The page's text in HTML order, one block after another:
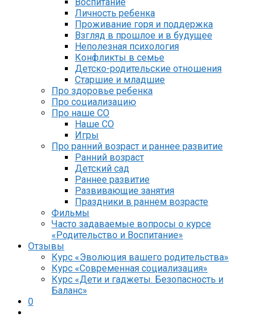
Личность ребенка
Проживание горя и поддержка
Взгляд в прошлое и в будущее
Неполезная психология
Конфликты в семье
Детско-родительские отношения
Старшие и младшие
Про здоровье ребенка
Про социализацию
Про наше СО
Наше СО
Игры
Про ранний возраст и раннее развитие
Ранний возраст
Детский сад
Раннее развитие
Развивающие занятия
Праздники в раннем возрасте
Фильмы
Часто задаваемые вопросы о курсе
«Родительство и Воспитание»
Отзывы
Курс «Эволюция вашего родительства»
Курс «Современная социализация»
Курс «Дети и гаджеты. Безопасность и
Баланс»
0